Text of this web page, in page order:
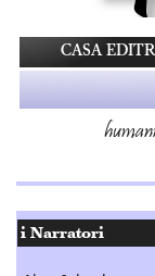
CASA